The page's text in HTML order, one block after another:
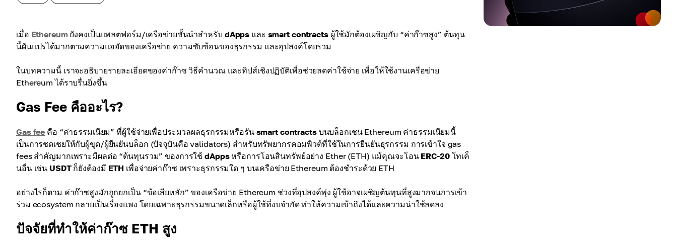
เมื่อ Ethereumยังคงเป็นแพลตฟอร์ม/เครือข่ายชั้นนำสำหรับ dApps และ smart contractsผู้ใช้มักต้องเผชิญกับ “ค่าก๊าซสูง” ต้นทุน
นี้ผันแปรได้มากตามความแออัดของเครือข่าย ความซับซ้อนของธุรกรรม และอุปสงค์โดยรวม
ในบทความนี้ เราจะอธิบายรายละเอียดของค่าก๊าซ วิธีคำนวณ และทิปส์เชิงปฏิบัติเพื่อช่วยลดค่าใช้จ่าย เพื่อให้ใช้งานเครือข่าย
Ethereum ได้ราบรื่นยิ่งขึ้น
Gas Fee คืออะไร?
Gas fee คือ “ค่าธรรมเนียม” ที่ผู้ใช้จ่ายเพื่อประมวลผลธุรกรรมหรือรัน smart contractsบนบล็อกเชน Ethereum ค่าธรรมเนียมนี้
เป็นการชดเชยให้กับผู้ขุด/ผู้ยืนยันบล็อก (ปัจจุบันคือ validators) สำหรับทรัพยากรคอมพิวต์ที่ใช้ในการยืนยันธุรกรรม การเข้าใจ gas
fees สำคัญมากเพราะมีผลต่อ “ต้นทุนรวม” ของการใช้dAppsหรือการโอนสินทรัพย์อย่าง Ether (ETH) แม้คุณจะโอน ERC-20โทเค็
นอื่น เช่น USDTก็ยังต้องมี ETH เพื่อจ่ายค่าก๊าซ เพราะธุรกรรมใด ๆ บนเครือข่าย Ethereum ต้องชำระด้วย ETH
อย่างไรก็ตาม ค่าก๊าซสูงมักถูกยกเป็น “ข้อเสียหลัก” ของเครือข่าย Ethereum ช่วงที่อุปสงค์พุ่ง ผู้ใช้อาจเผชิญต้นทุนที่สูงมากจนการเข้า
ร่วม ecosystem กลายเป็นเรื่องแพง โดยเฉพาะธุรกรรมขนาดเล็กหรือผู้ใช้ที่งบจำกัด ทำให้ความเข้าถึงได้และความน่าใช้ลดลง
ปัจจัยที่ทำให้ค่าก๊าซ ETH สูง